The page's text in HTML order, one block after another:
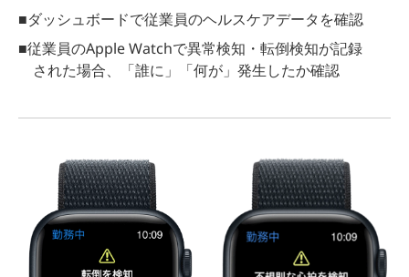
■ダッシュボードで従業員のヘルスケアデータを確認
■従業員のApple Watchで異常検知・転倒検知が記録
された場合、「誰に」「何が」発生したか確認